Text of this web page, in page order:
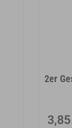
2er